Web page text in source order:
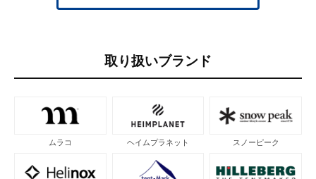
取り扱いブランド
ムラコ ヘイムプラネット スノーピーク